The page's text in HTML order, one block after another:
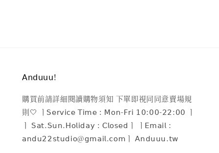
𝖠𝗇𝖽𝗎𝗎𝗎!
購買前請詳細閱讀購物須知 下單即視同同意賣場規
則🤍 ㅣ𝖲𝖾𝗋𝗏𝗂𝖼𝖾 𝖳𝗂𝗆𝖾 : 𝖬𝗈𝗇-𝖥𝗋𝗂 𝟣𝟢:𝟢𝟢-𝟤𝟤:𝟢𝟢 ㅣ
ㅣ 𝖲𝖺𝗍.𝖲𝗎𝗇.𝖧𝗈𝗅𝗂𝖽𝖺𝗒 : 𝖢𝗅𝗈𝗌𝖾𝖽ㅣ ㅣ𝖤𝗆𝖺𝗂𝗅 :
𝖺𝗇𝖽𝗎𝟤𝟤𝗌𝗍𝗎𝖽𝗂𝗈@𝗀𝗆𝖺𝗂𝗅.𝖼𝗈𝗆ㅣ 𝖠𝗇𝖽𝗎𝗎𝗎.𝗍𝗐